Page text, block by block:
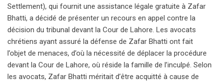
Settlement), qui fournit une assistance légale gratuite à Zafar
Bhatti, a décidé de présenter un recours en appel contre la
décision du tribunal devant la Cour de Lahore. Les avocats
chrétiens ayant assuré la défense de Zafar Bhatti ont fait
l’objet de menaces, d’où la nécessité de déplacer la procédure
devant la Cour de Lahore, où réside la famille de l’inculpé. Selon
les avocats, Zafar Bhatti méritait d’être acquitté à cause de